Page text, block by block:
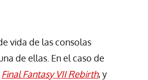
vida de las consolas
de ellas. En el caso de
Final Fantasy VII Rebirth, y